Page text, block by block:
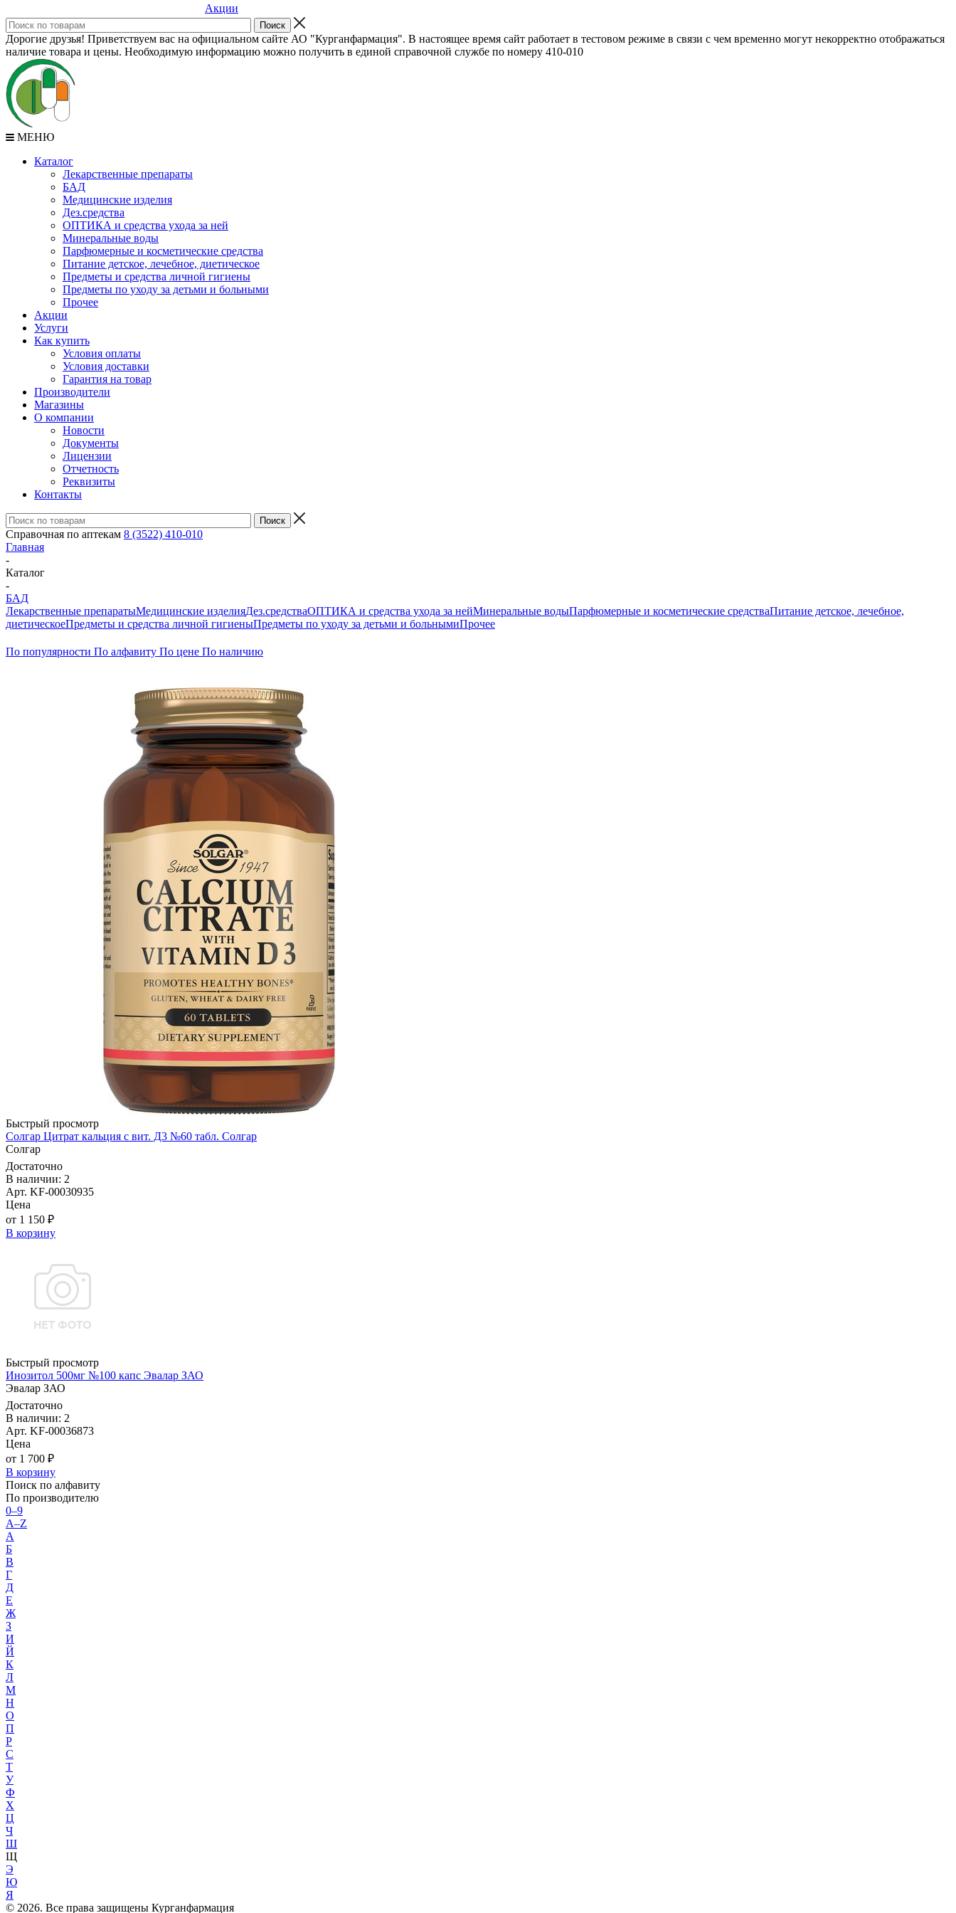
Акции
Дорогие друзья! Приветствуем вас на официальном сайте АО "Курганфармация". В настоящее время сайт работает в тестовом режиме в связи с чем временно могут некорректно отображаться
наличие товара и цены. Необходимую информацию можно получить в единой справочной службе по номеру 410-010
МЕНЮ
Каталог
Лекарственные препараты
БАД
Медицинские изделия
Дез.средства
ОПТИКА и средства ухода за ней
Минеральные воды
Парфюмерные и косметические средства
Питание детское, лечебное, диетическое
Предметы и средства личной гигиены
Предметы по уходу за детьми и больными
Прочее
Акции
Услуги
Как купить
Условия оплаты
Условия доставки
Гарантия на товар
Производители
Магазины
О компании
Новости
Документы
Лицензии
Отчетность
Реквизиты
Контакты
Справочная по аптекам 8 (3522) 410-010
Главная
-
Каталог
-
БАД
Лекарственные препаратыМедицинские изделияДез.средстваОПТИКА и средства ухода за нейМинеральные водыПарфюмерные и косметические средстваПитание детское, лечебное,
диетическоеПредметы и средства личной гигиеныПредметы по уходу за детьми и больнымиПрочее
По популярности По алфавиту По цене По наличию
Быстрый просмотр
Солгар Цитрат кальция с вит. Д3 №60 табл. Солгар
Солгар
Достаточно
В наличии: 2
Арт. KF-00030935
Цена
от 1 150 ₽
В корзину
Быстрый просмотр
Инозитол 500мг №100 капс Эвалар ЗАО
Эвалар ЗАО
Достаточно
В наличии: 2
Арт. KF-00036873
Цена
от 1 700 ₽
В корзину
Поиск по алфавиту
По производителю
0–9
A–Z
А
Б
В
Г
Д
Е
Ж
З
И
Й
К
Л
М
Н
О
П
Р
С
Т
У
Ф
Х
Ц
Ч
Ш
Щ
Э
Ю
Я
© 2026. Все права защищены Курганфармация